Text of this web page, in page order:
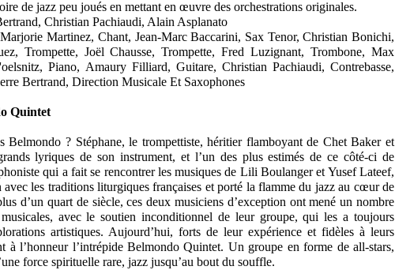
de jazz peu joués en mettant en œuvre des orchestrations originales.
Christian Pachiaudi, Alain Asplanato
Martinez, Chant, Jean-Marc Baccarini, Sax Tenor, Christian Bonichi,
Trompette, Joël Chausse, Trompette, Fred Luzignant, Trombone, Max
Piano, Amaury Filliard, Guitare, Christian Pachiaudi, Contrebasse,
Bertrand, Direction Musicale Et Saxophones
Quintet
Belmondo ? Stéphane, le trompettiste, héritier flamboyant de Chet Baker et
lyriques de son instrument, et l’un des plus estimés de ce côté-ci de
qui a fait se rencontrer les musiques de Lili Boulanger et Yusef Lateef,
les traditions liturgiques françaises et porté la flamme du jazz au cœur de
d’un quart de siècle, ces deux musiciens d’exception ont mené un nombre
musicales, avec le soutien inconditionnel de leur groupe, qui les a toujours
artistiques. Aujourd’hui, forts de leur expérience et fidèles à leurs
à l’honneur l’intrépide Belmondo Quintet. Un groupe en forme de all-stars,
force spirituelle rare, jazz jusqu’au bout du souffle.